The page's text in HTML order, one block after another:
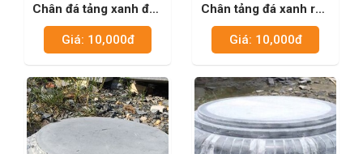
Chân đá tảng xanh đen
m12
Giá: 10,000đ
Chân tảng đá xanh rêu
03
Giá: 10,000đ